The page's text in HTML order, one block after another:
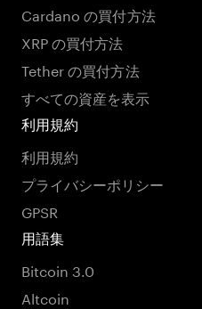
Cardano の買付方法
XRP の買付方法
Tether の買付方法
すべての資産を表示
利用規約
利用規約
プライバシーポリシー
GPSR
用語集
Bitcoin 3.0
Altcoin